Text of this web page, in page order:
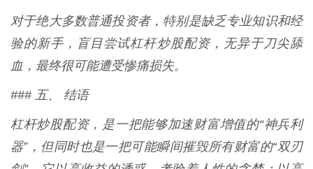
对于绝大多数普通投资者，特别是缺乏专业知识和经
验的新手，盲目尝试杠杆炒股配资，无异于刀尖舔
血，最终很可能遭受惨痛损失。
### 五、 结语
杠杆炒股配资，是一把能够加速财富增值的“神兵利
器”，但同时也是一把可能瞬间摧毁所有财富的“双刃